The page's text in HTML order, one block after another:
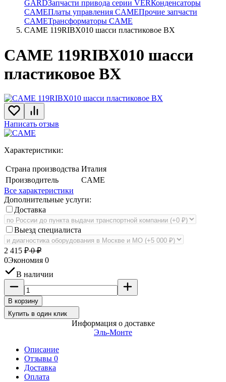
GARDЗапчасти привода серии VERКонденсаторы
CAMEПлаты управления CAMEПрочие запчасти
CAMEТрансформаторы CAME
CAME 119RIBX010 шасси пластиковое BX
CAME 119RIBX010 шасси
пластиковое BX
Написать отзыв
Характеристики:
Страна производства Италия
Производитель
CAME
Все характеристики
Дополнительные услуги:
Доставка
Выезд специалиста
2 415 ₽0₽
0Экономия 0
В наличии
В корзину
Купить в один клик
Информация о доставке
Эль-Монте
Описание
Отзывы 0
Доставка
Оплата